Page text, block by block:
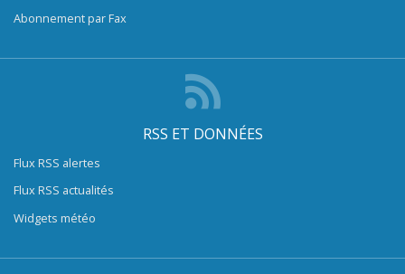
Abonnement par Fax
RSS ET DONNÉES
Flux RSS alertes
Flux RSS actualités
Widgets météo